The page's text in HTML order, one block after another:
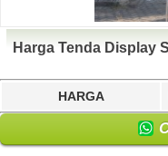
Harga Tenda Display
HARGA